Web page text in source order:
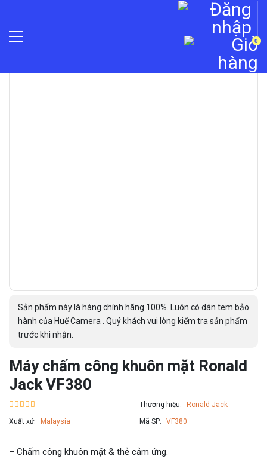
0
Sản phẩm này là hàng chính hãng 100%. Luôn có dán tem bảo
hành của Huế Camera . Quý khách vui lòng kiểm tra sản phẩm
trước khi nhận.
Máy chấm công khuôn mặt Ronald
Jack VF380
Thương hiệu: Ronald Jack
Xuất xứ: Malaysia Mã SP: VF380
– Chấm công khuôn mặt & thẻ cảm ứng.